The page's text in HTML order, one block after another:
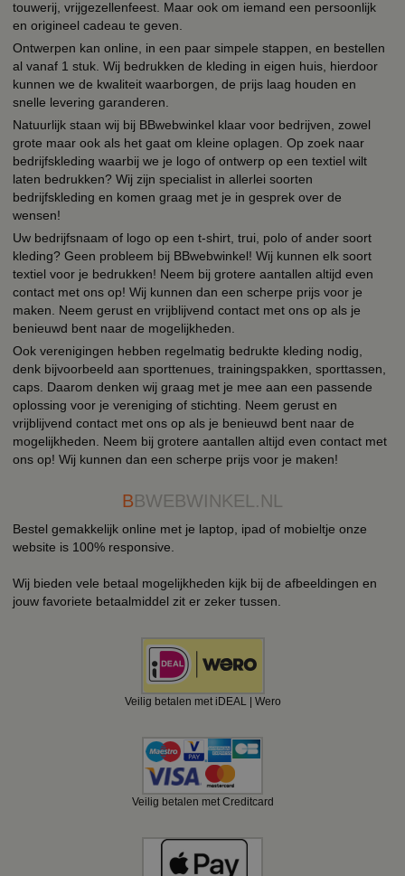
touwerij, vrijgezellenfeest. Maar ook om iemand een persoonlijk
en origineel cadeau te geven.
Ontwerpen kan online, in een paar simpele stappen, en bestellen
al vanaf 1 stuk. Wij bedrukken de kleding in eigen huis, hierdoor
kunnen we de kwaliteit waarborgen, de prijs laag houden en
snelle levering garanderen.
Natuurlijk staan wij bij BBwebwinkel klaar voor bedrijven, zowel
grote maar ook als het gaat om kleine oplagen. Op zoek naar
bedrijfskleding waarbij we je logo of ontwerp op een textiel wilt
laten bedrukken? Wij zijn specialist in allerlei soorten
bedrijfskleding en komen graag met je in gesprek over de
wensen!
Uw bedrijfsnaam of logo op een t-shirt, trui, polo of ander soort
kleding? Geen probleem bij BBwebwinkel! Wij kunnen elk soort
textiel voor je bedrukken! Neem bij grotere aantallen altijd even
contact met ons op! Wij kunnen dan een scherpe prijs voor je
maken. Neem gerust en vrijblijvend contact met ons op als je
benieuwd bent naar de mogelijkheden.
Ook verenigingen hebben regelmatig bedrukte kleding nodig,
denk bijvoorbeeld aan sporttenues, trainingspakken, sporttassen,
caps. Daarom denken wij graag met je mee aan een passende
oplossing voor je vereniging of stichting. Neem gerust en
vrijblijvend contact met ons op als je benieuwd bent naar de
mogelijkheden. Neem bij grotere aantallen altijd even contact met
ons op! Wij kunnen dan een scherpe prijs voor je maken!
BBWEBWINKEL.NL
Bestel gemakkelijk online met je laptop, ipad of mobieltje onze
website is 100% responsive.
Wij bieden vele betaal mogelijkheden kijk bij de afbeeldingen en
jouw favoriete betaalmiddel zit er zeker tussen.
Veilig betalen met iDEAL | Wero
Veilig betalen met Creditcard